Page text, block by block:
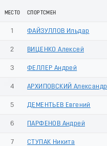
МЕСТО СПОРТСМЕН
1 ФАЙЗУЛЛОВ Ильдар
2 ВИЦЕНКО Алексей
3 ФЕЛЛЕР Андрей
4 АРХИПОВСКИЙ Александр
5 ДЕМЕНТЬЕВ Евгений
6 ПАРФЕНОВ Андрей
7 СТУПАК Никита